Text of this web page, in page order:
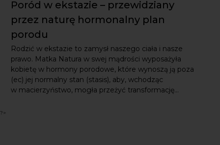
przez naturę hormonalny plan porodu
Rodzić w ekstazie to zamysł naszego ciała i nasze prawo.
Matka Natura w swej mądrości wyposażyła kobietę
w hormony porodowe, które wynoszą ją poza (ec) jej
normalny stan (stasis), aby, wchodząc w macierzyństwo,
mogła przeżyć transformację...